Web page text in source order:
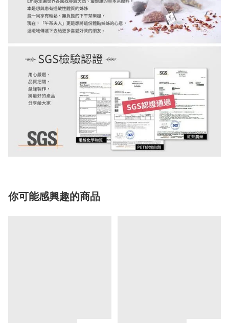
你可能感興趣的商品